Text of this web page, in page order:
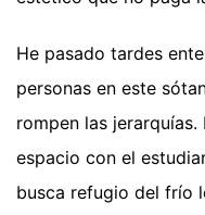
He pasado tardes
personas en este
rompen las
espacio con el
busca refugio del frío